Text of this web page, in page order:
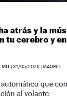
atrás y la
tu cerebro y
| 31/05/2026| MADRID
que
al volante.